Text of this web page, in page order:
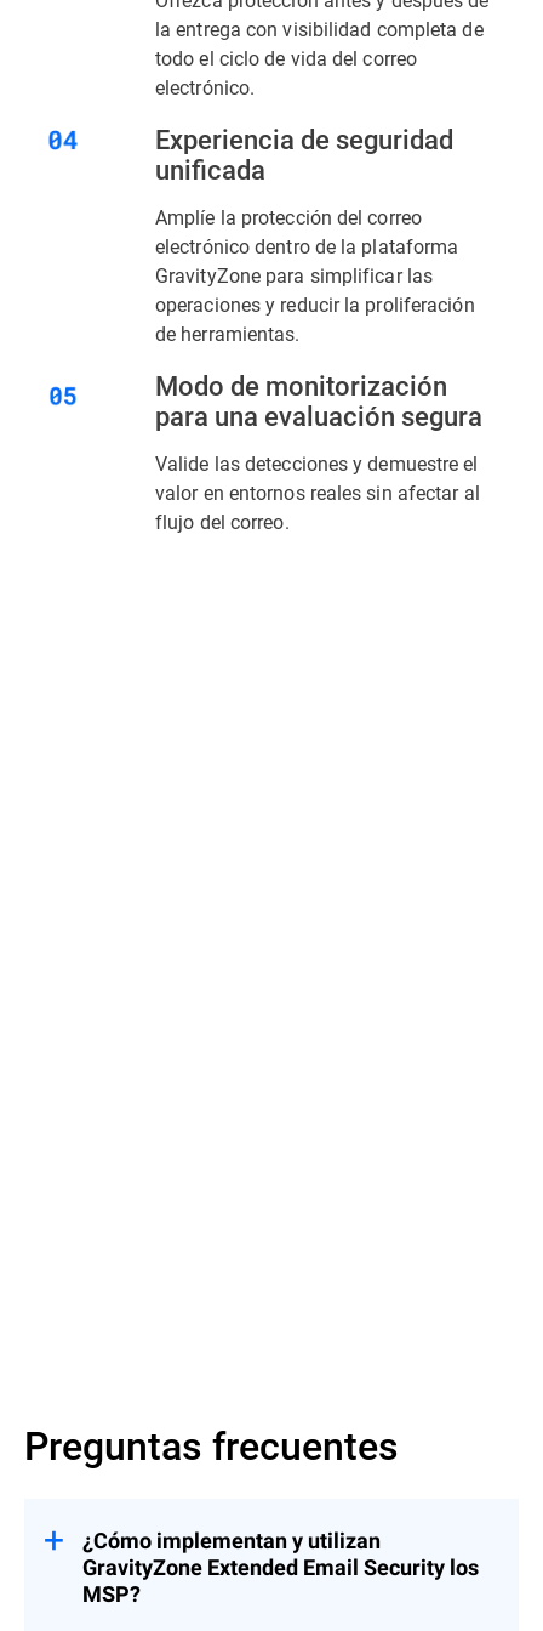
la entrega con visibilidad completa de
todo el ciclo de vida del correo
electrónico.
Experiencia de seguridad
unificada
Amplíe la protección del correo
electrónico dentro de la plataforma
GravityZone para simplificar las
operaciones y reducir la proliferación
de herramientas.
Modo de monitorización
para una evaluación segura
Valide las detecciones y demuestre el
valor en entornos reales sin afectar al
flujo del correo.
Preguntas frecuentes
¿Cómo implementan y utilizan
GravityZone Extended Email Security los
MSP?